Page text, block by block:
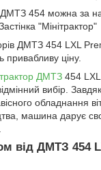
ДМТЗ 454 можна за
"Мінітрактор"
ДМТЗ 454 LXL
привабливу ціну.
трактор ДМТЗ 454
вибір.
обладнання
машина дарує
від ДМТЗ 454